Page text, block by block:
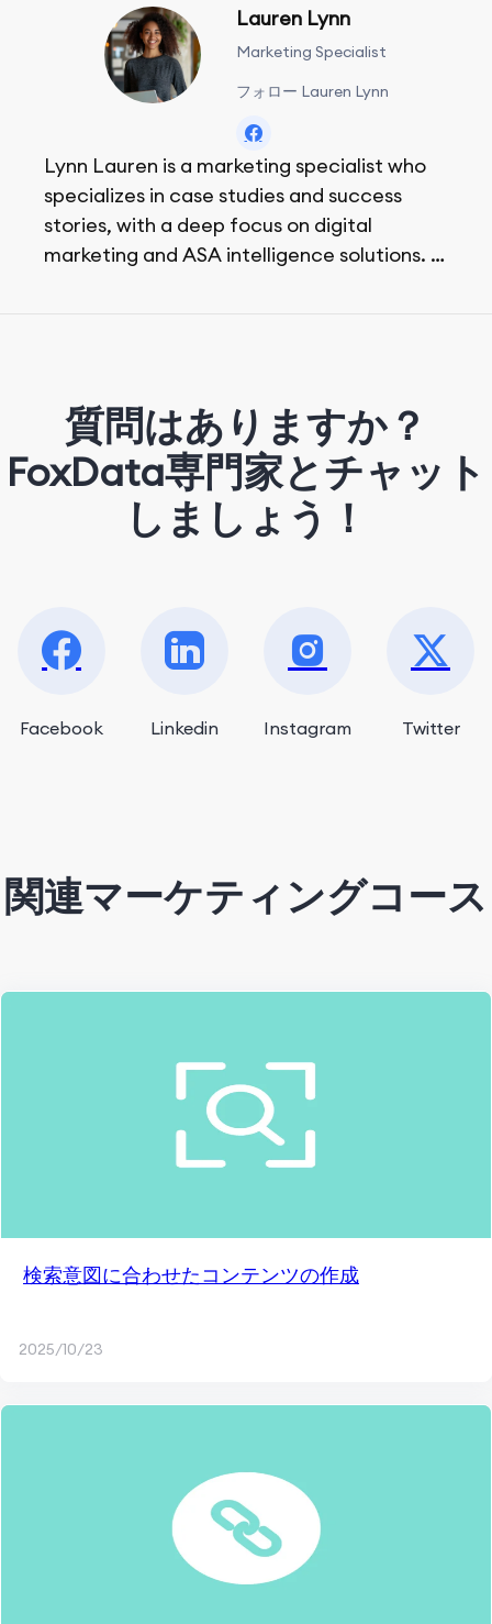
Lauren Lynn
Marketing Specialist
フォロー Lauren Lynn
Lynn Lauren is a marketing specialist who
specializes in case studies and success
stories, with a deep focus on digital
marketing and ASA intelligence solutions.
質問はありますか？
FoxData専門家とチャット
しましょう！
Facebook Linkedin Instagram Twitter
関連マーケティングコース
検索意図に合わせたコンテンツの作成
2025/10/23